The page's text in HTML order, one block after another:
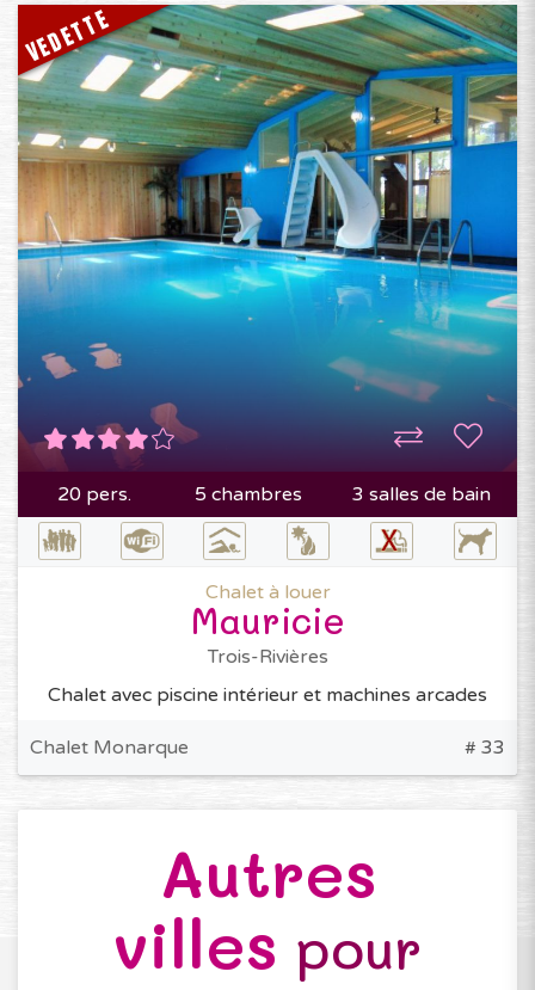
VEDETTE
20 pers. 5 chambres 3 salles de bain
Chalet à louer
Mauricie
Trois-Rivières
Chalet avec piscine intérieur et machines arcades
Chalet Monarque # 33
Autres
villes pour